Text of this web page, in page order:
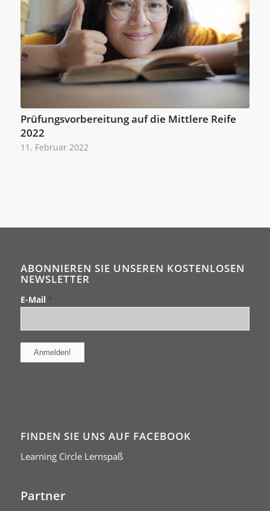
Prüfungsvorbereitung auf die Mittlere Reife
2022
11. Februar 2022
ABONNIEREN SIE UNSEREN KOSTENLOSEN
NEWSLETTER
E-Mail
FINDEN SIE UNS AUF FACEBOOK
Learning Circle Lernspaß
Partner